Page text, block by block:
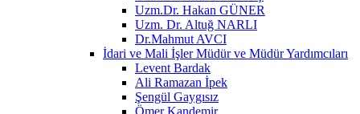
Uzm.Dr. Hakan GÜNER
Uzm. Dr. Altuğ NARLI
Dr.Mahmut AVCI
İdari ve Mali İşler Müdür ve Müdür Yardımcıları
Levent Bardak
Ali Ramazan İpek
Şengül Gaygısız
Ömer Kandemir